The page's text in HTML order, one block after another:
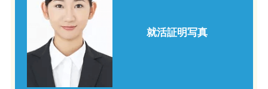
就活証明写真